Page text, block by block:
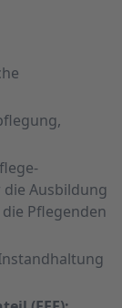
Aus­bildung
Pflegenden